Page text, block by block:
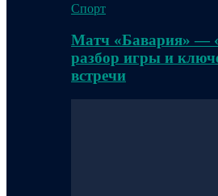
Спорт
Матч «Бавария» —
разбор игры и
встречи